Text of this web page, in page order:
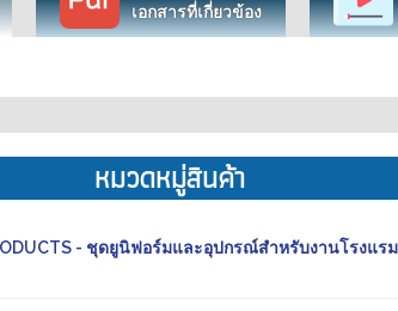
เอกสารที่เกี่ยวข้อง
หมวดหมู่สินค้า
- ชุดยูนิฟอร์มและอุปกรณ์สำหรับงานโรงแ